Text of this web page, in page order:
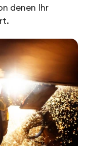
denen Ihr